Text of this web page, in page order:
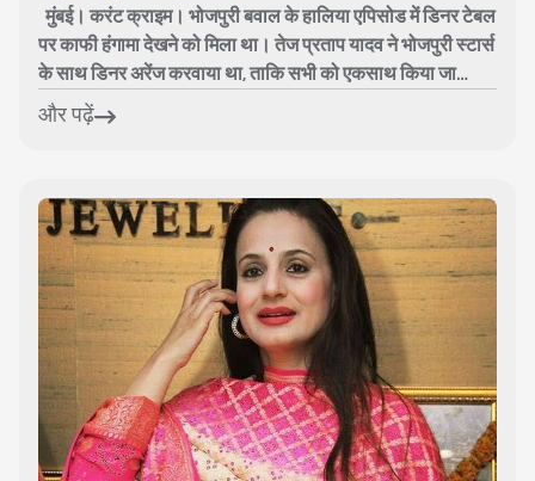
मुंबई। करंट क्राइम। भोजपुरी बवाल के हालिया एपिसोड में डिनर टेबल
पर काफी हंगामा देखने को मिला था। तेज प्रताप यादव ने भोजपुरी स्टार्स
के साथ डिनर अरेंज करवाया था, ताकि सभी को एकसाथ किया जा
सके। हालांक...
और पढ़ें